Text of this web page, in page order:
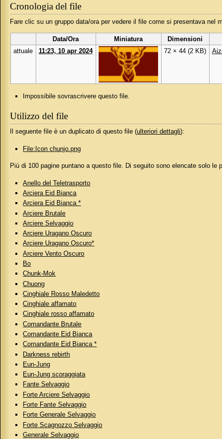
Cronologia del file
Fare clic su un gruppo data/ora per vedere il file come si presentava nel
Data/Ora Miniatura
Dimensioni
attuale
11:23, 10 apr 2024 72 × 44 (2 KB)
Impossibile sovrascrivere questo file.
Utilizzo del file
Il seguente file è un duplicato di questo file (ulteriori dettagli):
File:Icon chunjo.png
Più di 100 pagine puntano a questo file. Di seguito sono elencate solo
Anello del Teletrasporto
Arciera Eid Bianca
Arciera Eid Bianca *
Arciere Brutale
Arciere Selvaggio
Arciere Uragano Oscuro
Arciere Uragano Oscuro*
Arciere Vento Oscuro
Bo
Chunk-Mok
Chuong
Cinghiale Rosso Maledetto
Cinghiale affamato
Cinghiale rosso affamato
Comandante Brutale
Comandante Eid Bianca
Comandante Eid Bianca *
Darkness rebirth
Eun-Jung
Eun-Jung scoraggiata
Fante Selvaggio
Forte Arciere Selvaggio
Forte Fante Selvaggio
Forte Generale Selvaggio
Forte Scagnozzo Selvaggio
Generale Selvaggio